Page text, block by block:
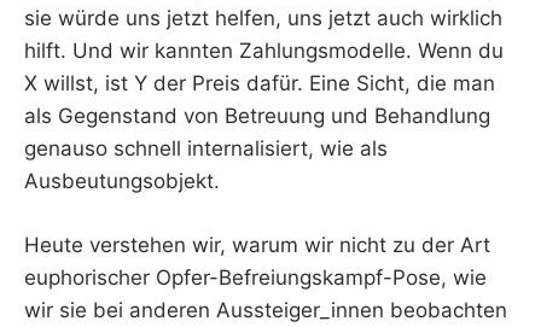
sie würde uns jetzt helfen, uns jetzt auch wirklich
hilft. Und wir kannten Zahlungsmodelle. Wenn du
X willst, ist Y der Preis dafür. Eine Sicht, die man
als Gegenstand von Betreuung und Behandlung
genauso schnell internalisiert, wie als
Ausbeutungsobjekt.
Heute verstehen wir, warum wir nicht zu der Art
euphorischer Opfer-Befreiungskampf-Pose, wie
wir sie bei anderen Aussteiger_innen beobachten